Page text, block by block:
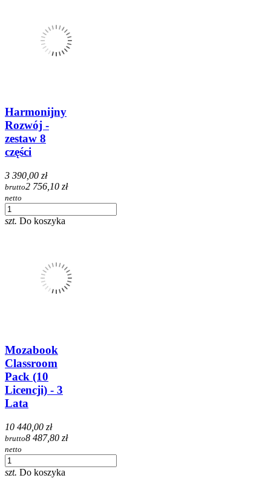
Harmonijny
Rozwój -
zestaw 8
części
3 390,00 zł
brutto2 756,10 zł
netto
szt. Do koszyka
Mozabook
Classroom
Pack (10
Licencji) - 3
Lata
10 440,00 zł
brutto8 487,80 zł
netto
szt. Do koszyka